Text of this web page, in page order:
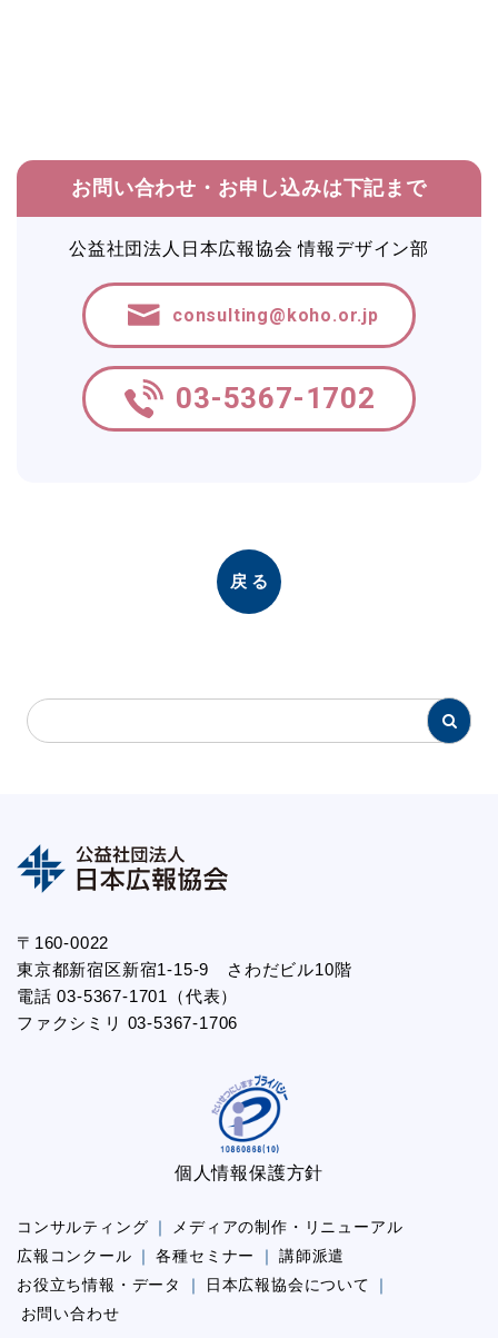
お問い合わせ・お申し込みは下記まで
公益社団法人日本広報協会 情報デザイン部
consulting@koho.or.jp
03-5367-1702
戻る
〒160-0022
東京都新宿区新宿1-15-9 さわだビル10階
電話 03-5367-1701（代表）
ファクシミリ 03-5367-1706
個人情報保護方針
コンサルティング
メディアの制作・リニューアル
広報コンクール
各種セミナー
講師派遣
お役立ち情報・データ
日本広報協会について
お問い合わせ